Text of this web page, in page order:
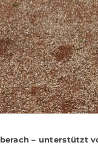
berach – unterstützt